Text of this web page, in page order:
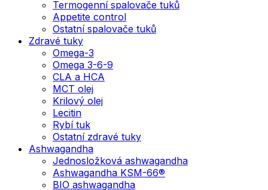
Termogenní spalovače tuků
Appetite control
Ostatní spalovače tuků
Zdravé tuky
Omega-3
Omega 3-6-9
CLA a HCA
MCT olej
Krilový olej
Lecitin
Rybí tuk
Ostatní zdravé tuky
Ashwagandha
Jednosložková ashwagandha
Ashwagandha KSM-66®
BIO ashwagandha